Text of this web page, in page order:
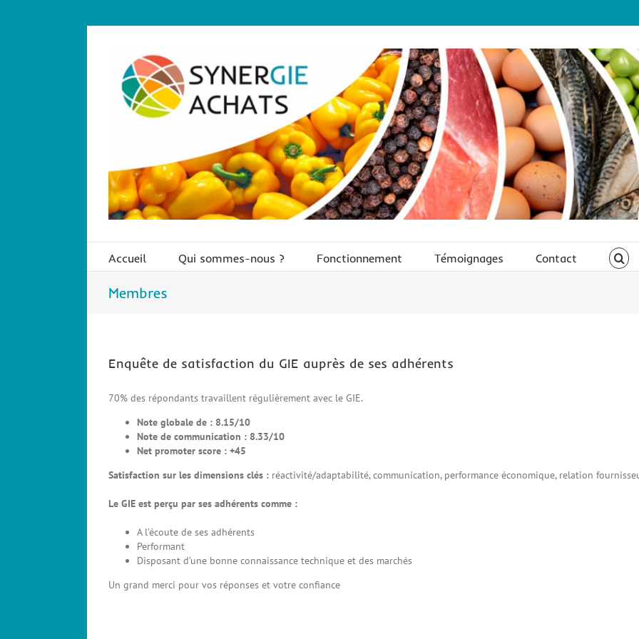
Accueil Qui sommes-nous ? Fonctionnement Témoignages Contact
Membres
Enquête de satisfaction du GIE auprès de ses adhérents
70% des répondants travaillent régulièrement avec le GIE.
Note globale de : 8.15/10
Note de communication : 8.33/10
Net promoter score : +45
Satisfaction sur les dimensions clés :réactivité/adaptabilité, communication, performance économique, relation
Le GIE est perçu par ses adhérents comme :
A l’écoute de ses adhérents
Performant
Disposant d’une bonne connaissance technique et des marchés
Un grand merci pour vos réponses et votre confiance